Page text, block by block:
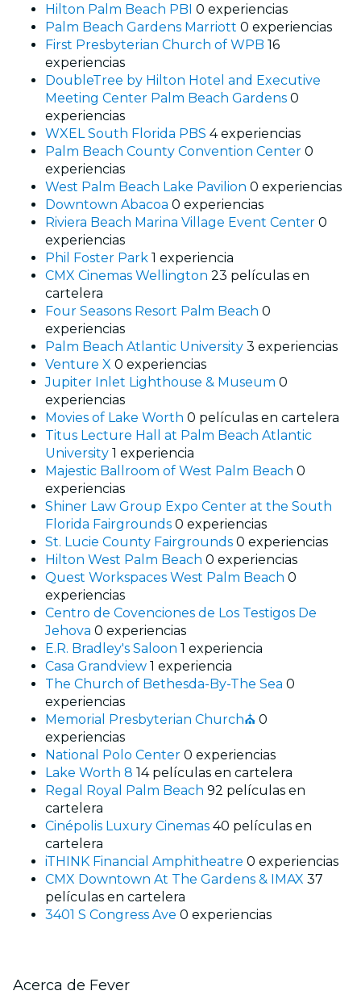
Hilton Palm Beach PBI 0 experiencias
Palm Beach Gardens Marriott 0 experiencias
First Presbyterian Church of WPB 16
experiencias
DoubleTree by Hilton Hotel and Executive
Meeting Center Palm Beach Gardens 0
experiencias
WXEL South Florida PBS 4 experiencias
Palm Beach County Convention Center 0
experiencias
West Palm Beach Lake Pavilion 0 experiencias
Downtown Abacoa 0 experiencias
Riviera Beach Marina Village Event Center 0
experiencias
Phil Foster Park 1 experiencia
CMX Cinemas Wellington 23 películas en
cartelera
Four Seasons Resort Palm Beach 0
experiencias
Palm Beach Atlantic University 3 experiencias
Venture X 0 experiencias
Jupiter Inlet Lighthouse & Museum 0
experiencias
Movies of Lake Worth 0 películas en cartelera
Titus Lecture Hall at Palm Beach Atlantic
University 1 experiencia
Majestic Ballroom of West Palm Beach 0
experiencias
Shiner Law Group Expo Center at the South
Florida Fairgrounds 0 experiencias
St. Lucie County Fairgrounds 0 experiencias
Hilton West Palm Beach 0 experiencias
Quest Workspaces West Palm Beach 0
experiencias
Centro de Covenciones de Los Testigos De
Jehova 0 experiencias
E.R. Bradley's Saloon 1 experiencia
Casa Grandview 1 experiencia
The Church of Bethesda-By-The Sea 0
experiencias
Memorial Presbyterian Church⛪ 0
experiencias
National Polo Center 0 experiencias
Lake Worth 8 14 películas en cartelera
Regal Royal Palm Beach 92 películas en
cartelera
Cinépolis Luxury Cinemas 40 películas en
cartelera
iTHINK Financial Amphitheatre 0 experiencias
CMX Downtown At The Gardens & IMAX 37
películas en cartelera
3401 S Congress Ave 0 experiencias
Acerca de Fever